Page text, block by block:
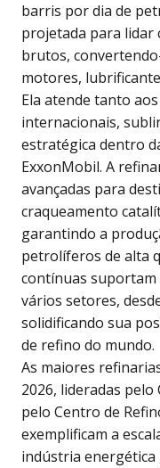
barris por dia de
projetada para lidar
brutos,
motores,
Ela atende tanto
internacionais,
estratégica dentro
ExxonMobil. A
avançadas para
craqueamento
garantindo a
petrolíferos de alta
contínuas suportam
vários setores,
solidificando sua
de refino do mundo.
As maiores
2026, lideradas pelo
pelo Centro de
exemplificam a
indústria energética